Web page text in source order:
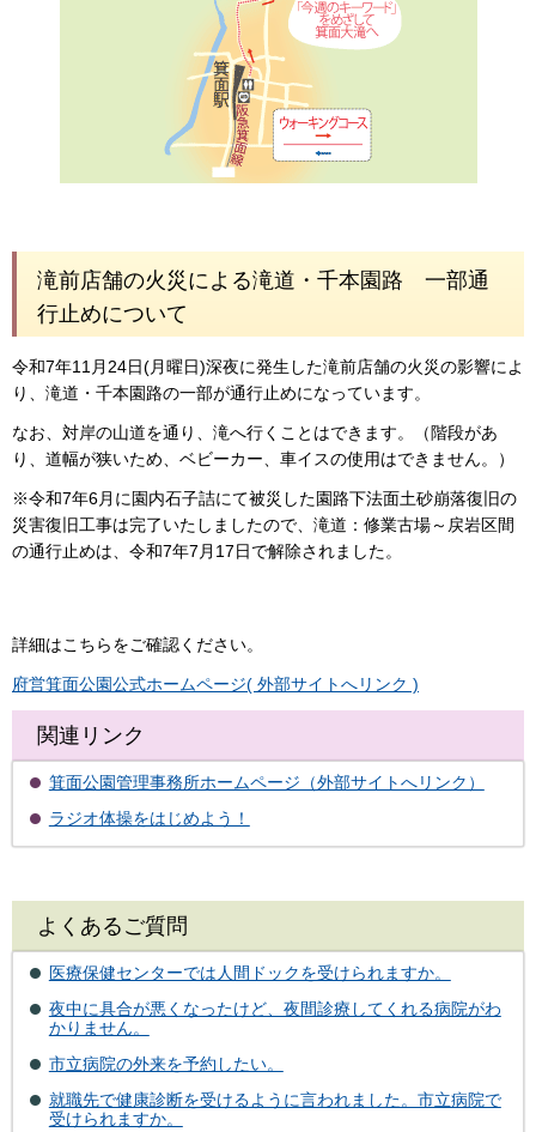
滝前店舗の火災による滝道・千本園路 一部通
行止めについて
令和7年11月24日(月曜日)深夜に発生した滝前店舗の火災の影響によ
り、滝道・千本園路の一部が通行止めになっています。
なお、対岸の山道を通り、滝へ行くことはできます。（階段があ
り、道幅が狭いため、ベビーカー、車イスの使用はできません。）
※令和7年6月に園内石子詰にて被災した園路下法面土砂崩落復旧の
災害復旧工事は完了いたしましたので、滝道：修業古場～戻岩区間
の通行止めは、令和7年7月17日で解除されました。
詳細はこちらをご確認ください。
府営箕面公園公式ホームページ( 外部サイトへリンク )
関連リンク
箕面公園管理事務所ホームページ（外部サイトへリンク）
ラジオ体操をはじめよう！
よくあるご質問
医療保健センターでは人間ドックを受けられますか。
夜中に具合が悪くなったけど、夜間診療してくれる病院がわ
かりません。
市立病院の外来を予約したい。
就職先で健康診断を受けるように言われました。市立病院で
受けられますか。